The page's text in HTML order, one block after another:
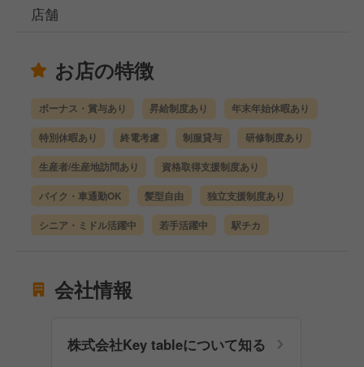
店舗
お店の特徴
ボーナス・賞与あり 昇給制度あり 年末年始休暇あり
特別休暇あり 終電考慮 制服貸与 研修制度あり
生産者/生産地訪問あり 資格取得支援制度あり
バイク・車通勤OK 髪型自由 独立支援制度あり
シニア・ミドル活躍中 若手活躍中 駅チカ
会社情報
株式会社Key tableについて知る